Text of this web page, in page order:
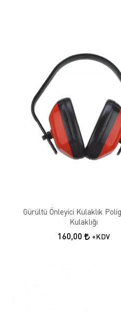
Gürültü Önleyici Kulaklık
Kulaklığı
160,00 +KDV